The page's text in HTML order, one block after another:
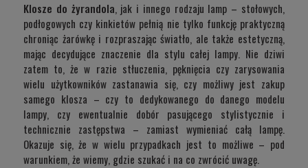
Klosze do żyrandola , jak i innego rodzaju lamp – stołowych,
podłogowych czy kinkietów pełnią nie tylko funkcję praktyczną
chroniąc żarówkę i rozpraszając światło, ale także estetyczną,
mając decydujące znaczenie dla stylu całej lampy. Nie dziwi
zatem to, że w razie stłuczenia, pęknięcia czy zarysowania
wielu użytkowników zastanawia się, czy możliwy jest zakup
samego klosza – czy to dedykowanego do danego modelu
lampy, czy ewentualnie dobór pasującego stylistycznie i
technicznie zastępstwa – zamiast wymieniać całą lampę.
Okazuje się, że w wielu przypadkach jest to możliwe – pod
warunkiem, że wiemy, gdzie szukać i na co zwrócić uwagę.